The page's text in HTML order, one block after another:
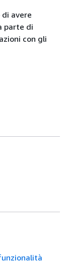
avere
parte di
con gli